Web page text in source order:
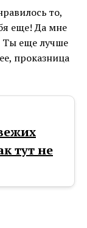
то,
еще! Да мне
Ты еще лучше
проказница
тут не